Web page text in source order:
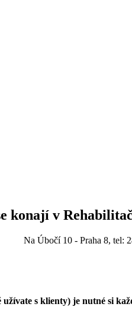
konají v
Na Úbočí 10 - Praha 8, tel:
s klienty) je nutné si